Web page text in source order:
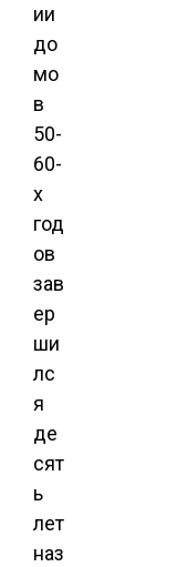
ии
до
мо
в
50-
60-
х
год
ов
зав
ер
ши
лс
я
де
сят
ь
лет
наз